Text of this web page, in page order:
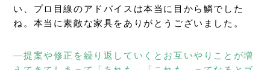
い、プロ目線のアドバイスは本当に目から鱗でした
ね。本当に素敵な家具をありがとうございました。
―提案や修正を繰り返していくとお互いやりことが増